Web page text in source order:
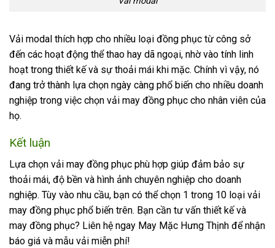
Vải modal thích hợp cho nhiều loại đồng phục từ công sở
đến các hoạt động thể thao hay dã ngoại, nhờ vào tính linh
hoạt trong thiết kế và sự thoải mái khi mặc. Chính vì vậy, nó
đang trở thành lựa chọn ngày càng phổ biến cho nhiều doanh
nghiệp trong việc chọn vải may đồng phục cho nhân viên của
họ.
Kết luận
Lựa chọn vải may đồng phục phù hợp giúp đảm bảo sự
thoải mái, độ bền và hình ảnh chuyên nghiệp cho doanh
nghiệp. Tùy vào nhu cầu, bạn có thể chọn 1 trong 10 loại vải
may đồng phục phổ biến trên. Bạn cần tư vấn thiết kế và
may đồng phục? Liên hệ ngay May Mặc Hưng Thịnh để nhận
báo giá và mẫu vải miễn phí!